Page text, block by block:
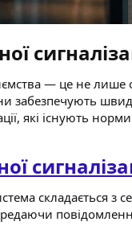
— це не лише
забезпечують
які існують
складається